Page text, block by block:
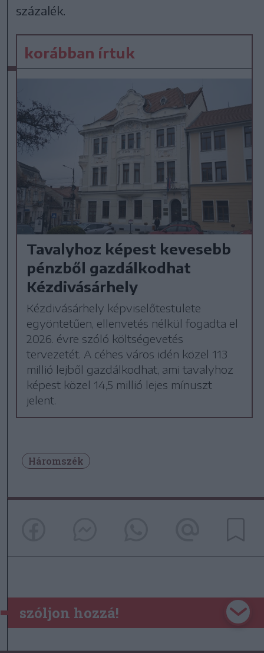
százalék.
korábban írtuk
Tavalyhoz képest kevesebb
pénzből gazdálkodhat
Kézdivásárhely
Kézdivásárhely képviselőtestülete
egyöntetűen, ellenvetés nélkül fogadta el
2026. évre szóló költségevetés
tervezetét. A céhes város idén közel 113
millió lejből gazdálkodhat, ami tavalyhoz
képest közel 14,5 millió lejes mínuszt
jelent.
Háromszék
szóljon hozzá!